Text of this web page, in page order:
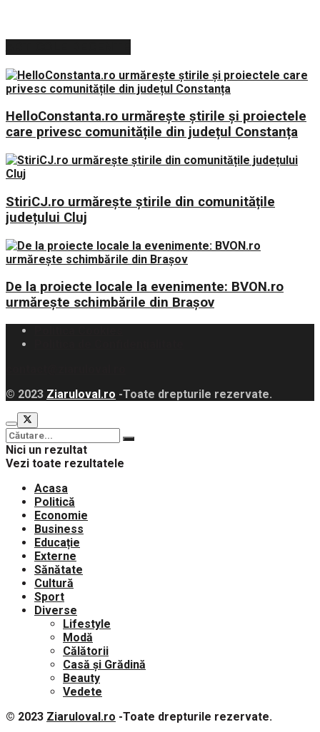
HelloConstanta.ro urmărește știrile și proiectele
care privesc comunitățile din județul Constanța
StiriCJ.ro urmărește știrile din comunitățile
județului Cluj
De la proiecte locale la evenimente: BVON.ro
urmărește schimbările din Brașov
© 2023 Ziaruloval.ro -Toate drepturile rezervate.
Nici un rezultat
Vezi toate rezultatele
Acasa
Politică
Economie
Business
Educație
Externe
Sănătate
Cultură
Sport
Diverse
Lifestyle
Modă
Călătorii
Casă și Grădină
Beauty
Vedete
© 2023 Ziaruloval.ro -Toate drepturile rezervate.